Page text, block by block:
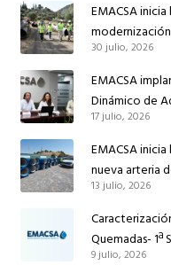
EMACSA
conducción
reforzar el
Córdoba
30 julio, 2026
EMACSA
Dinámico de
contratación
instalaciones
17 julio, 2026
EMACSA
nueva arteria
red de agua
Ruiz de Azúa
13 julio, 2026
Quemadas- 1ª
9 julio, 2026